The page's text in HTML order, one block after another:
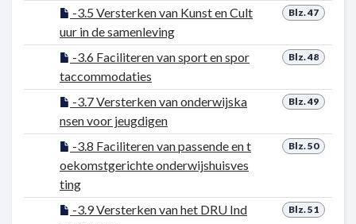
Blz. 47
-3.5 Versterken van Kunst en Cult
uur in de samenleving
Blz. 48
-3.6 Faciliteren van sport en spor
taccommodaties
Blz. 49
-3.7 Versterken van onderwijska
nsen voor jeugdigen
Blz. 50
-3.8 Faciliteren van passende en t
oekomstgerichte onderwijshuisves
ting
Blz. 51
-3.9 Versterken van het DRU Ind